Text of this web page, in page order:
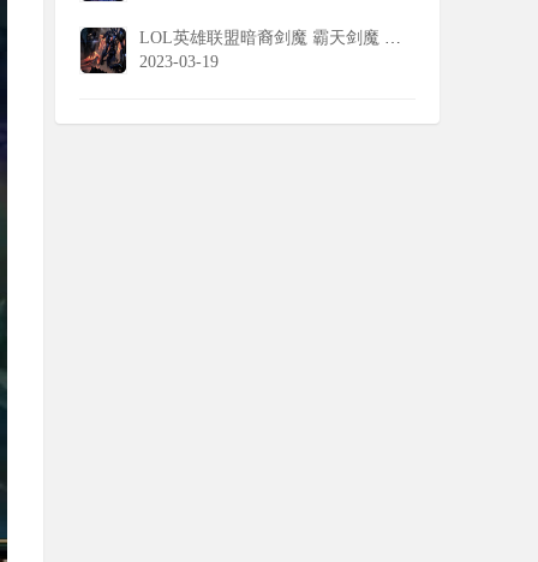
LOL英雄联盟暗裔剑魔 霸天剑魔 亚托克斯壁纸
2023-03-19